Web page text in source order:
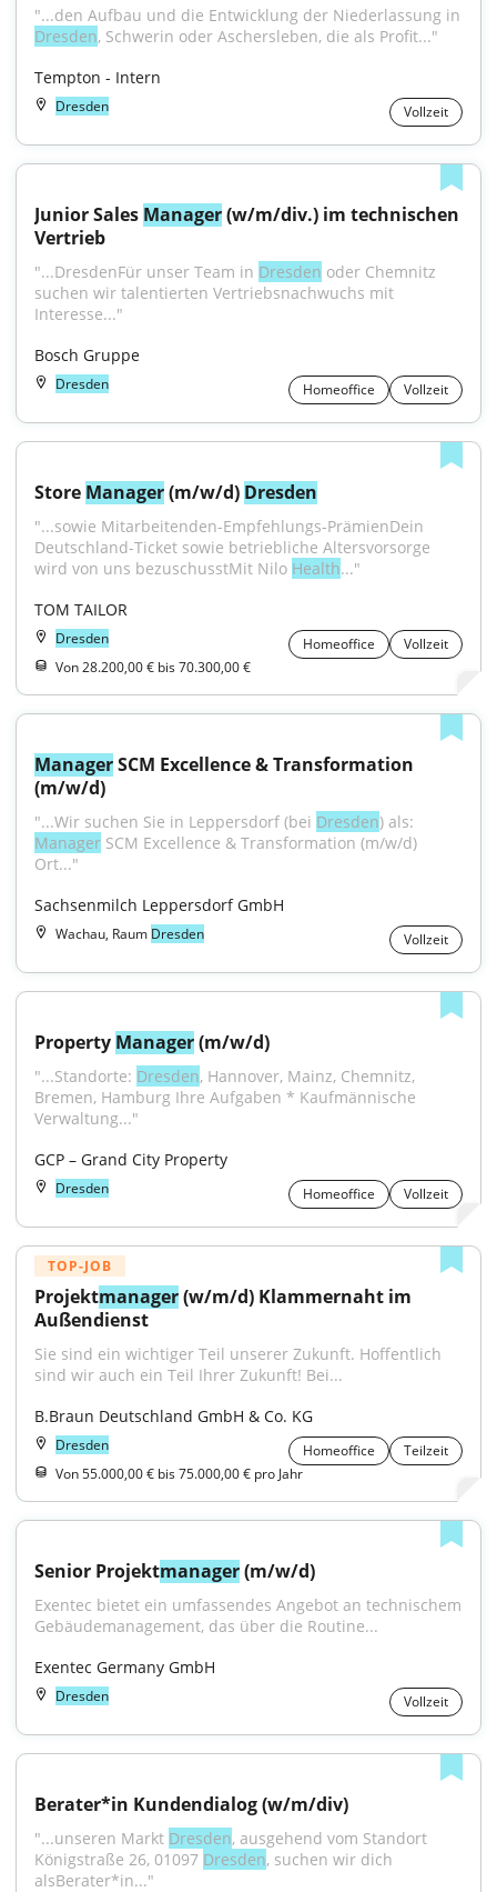
Dresden, Schwerin oder Aschersleben, die als Profit..."
Tempton - Intern
Dresden Vollzeit
Junior Sales Manager (w/m/div.) im technischen
Vertrieb
"...DresdenFür unser Team in Dresden oder Chemnitz
suchen wir talentierten Vertriebsnachwuchs mit
Interesse..."
Bosch Gruppe
Dresden Homeoffice Vollzeit
Store Manager (m/w/d) Dresden
"...sowie Mitarbeitenden-Empfehlungs-PrämienDein
Deutschland-Ticket sowie betriebliche Altersvorsorge
wird von uns bezuschusstMit Nilo Health..."
TOM TAILOR
Dresden Homeoffice
Vollzeit
Von 28.200,00 € bis 70.300,00 €
Manager SCM Excellence & Transformation
(m/w/d)
"...Wir suchen Sie in Leppersdorf (bei Dresden
Manager SCM Excellence & Transformation (m/w/d)
Ort..."
Sachsenmilch Leppersdorf GmbH
Wachau, Raum Dresden Vollzeit
Property Manager (m/w/d)
"...Standorte: Dresden, Hannover, Mainz, Chemnitz,
Bremen, Hamburg Ihre Aufgaben * Kaufmännische
Verwaltung..."
GCP – Grand City Property
Dresden Homeoffice Vollzeit
TOP-JOB
Projektmanager (w/m/d) Klammernaht im
Außendienst
Sie sind ein wichtiger Teil unserer Zukunft. Hoffentlich
sind wir auch ein Teil Ihrer Zukunft! Bei...
B.Braun Deutschland GmbH & Co. KG
Dresden Homeoffice
Teilzeit
Von 55.000,00 € bis 75.000,00 € pro Jahr
Senior Projektmanager (m/w/d)
Exentec bietet ein umfassendes Angebot an technischem
Gebäudemanagement, das über die Routine...
Exentec Germany GmbH
Dresden Vollzeit
Berater*in Kundendialog (w/m/div)
"...unseren Markt Dresden, ausgehend vom Standort
Königstraße 26, 01097 Dresden, suchen wir dich
alsBerater*in..."